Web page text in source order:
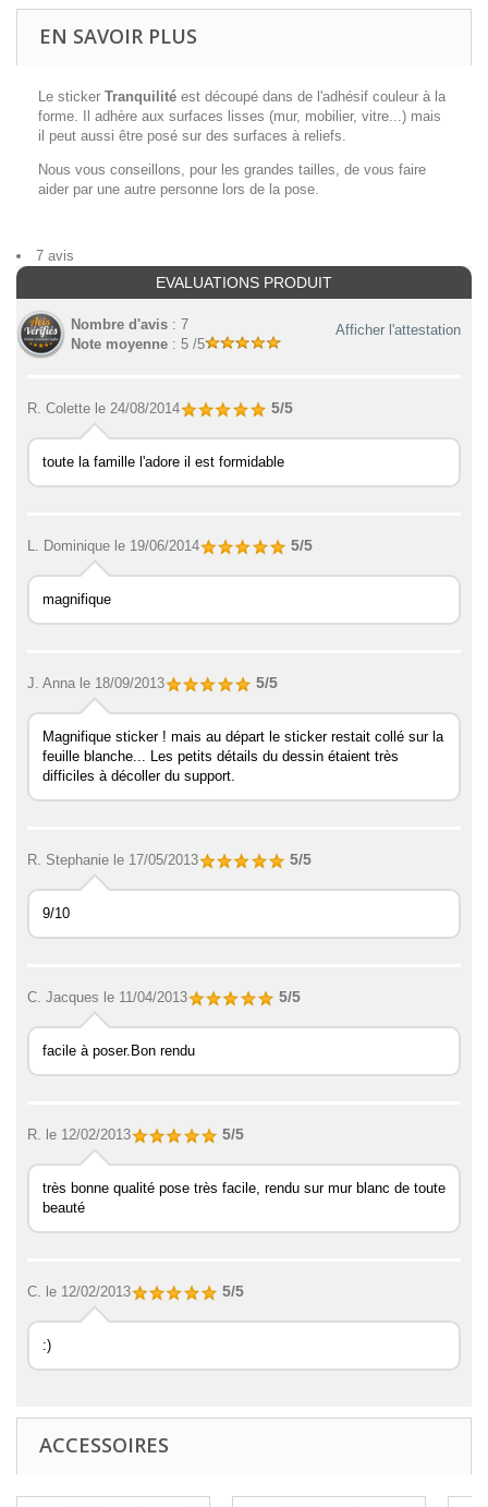
EN SAVOIR PLUS
Le sticker Tranquilité est découpé dans de l'adhésif couleur à la
forme. Il adhère aux surfaces lisses (mur, mobilier, vitre...) mais
il peut aussi être posé sur des surfaces à reliefs.
Nous vous conseillons, pour les grandes tailles, de vous faire
aider par une autre personne lors de la pose.
7 avis
EVALUATIONS PRODUIT
Nombre d'avis : 7
Note moyenne : 5 /5
Afficher l'attestation
R. Colette le 24/08/2014 5/5
toute la famille l'adore il est formidable
L. Dominique le 19/06/2014 5/5
magnifique
J. Anna le 18/09/2013 5/5
Magnifique sticker ! mais au départ le sticker restait collé sur la
feuille blanche... Les petits détails du dessin étaient très
difficiles à décoller du support.
R. Stephanie le 17/05/2013 5/5
9/10
C. Jacques le 11/04/2013 5/5
facile à poser.Bon rendu
R. le 12/02/2013 5/5
très bonne qualité pose très facile, rendu sur mur blanc de toute
beauté
C. le 12/02/2013 5/5
:)
ACCESSOIRES